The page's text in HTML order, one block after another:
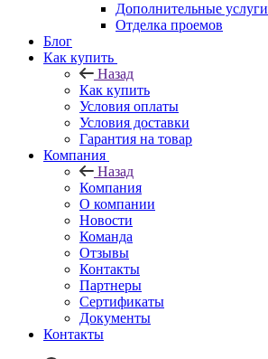
Дополнительные услуги
Отделка проемов
Блог
Как купить
Назад
Как купить
Условия оплаты
Условия доставки
Гарантия на товар
Компания
Назад
Компания
О компании
Новости
Команда
Отзывы
Контакты
Партнеры
Сертификаты
Документы
Контакты